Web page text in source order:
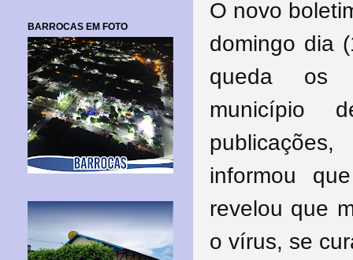
O novo
domingo dia
queda os
município
informou
revelou que
o vírus, se
BARROCAS EM FOTO